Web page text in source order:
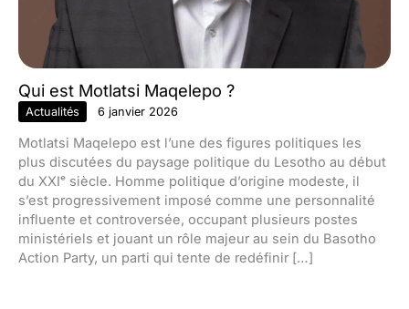
Qui est Motlatsi Maqelepo ?
Actualités 6 janvier 2026
Motlatsi Maqelepo est l’une des figures politiques les
plus discutées du paysage politique du Lesotho au début
du XXIᵉ siècle. Homme politique d’origine modeste, il
s’est progressivement imposé comme une personnalité
influente et controversée, occupant plusieurs postes
ministériels et jouant un rôle majeur au sein du Basotho
Action Party, un parti qui tente de redéfinir […]